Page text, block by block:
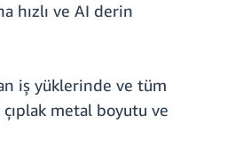
hızlı ve AI derin
iş yüklerinde ve tüm
metal boyutu ve